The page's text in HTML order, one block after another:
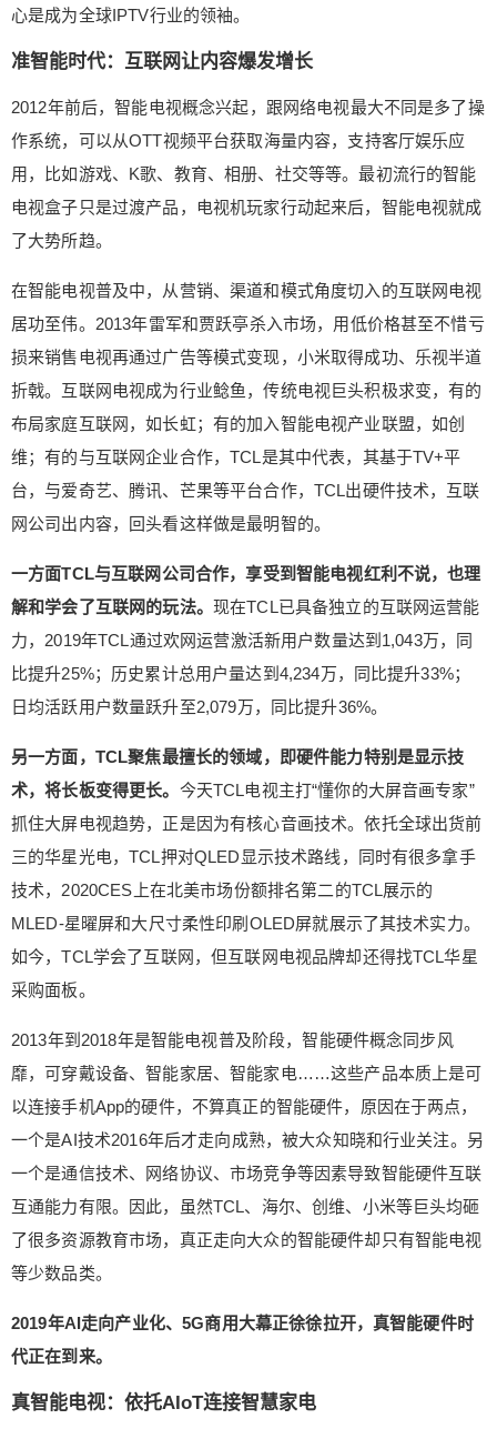
心是成为全球IPTV行业的领袖。
准智能时代：互联网让内容爆发增长
2012年前后，智能电视概念兴起，跟网络电视最大不同是多了操
作系统，可以从OTT视频平台获取海量内容，支持客厅娱乐应
用，比如游戏、K歌、教育、相册、社交等等。最初流行的智能
电视盒子只是过渡产品，电视机玩家行动起来后，智能电视就成
了大势所趋。
在智能电视普及中，从营销、渠道和模式角度切入的互联网电视
居功至伟。2013年雷军和贾跃亭杀入市场，用低价格甚至不惜亏
损来销售电视再通过广告等模式变现，小米取得成功、乐视半道
折戟。互联网电视成为行业鲶鱼，传统电视巨头积极求变，有的
布局家庭互联网，如长虹；有的加入智能电视产业联盟，如创
维；有的与互联网企业合作，TCL是其中代表，其基于TV+平
台，与爱奇艺、腾讯、芒果等平台合作，TCL出硬件技术，互联
网公司出内容，回头看这样做是最明智的。
一方面TCL与互联网公司合作，享受到智能电视红利不说，也理
解和学会了互联网的玩法。 现在TCL已具备独立的互联网运营能
力，2019年TCL通过欢网运营激活新用户数量达到1,043万，同
比提升25%；历史累计总用户量达到4,234万，同比提升33%；
日均活跃用户数量跃升至2,079万，同比提升36%。
另一方面，TCL聚焦最擅长的领域，即硬件能力特别是显示技
术，将长板变得更长。 今天TCL电视主打“懂你的大屏音画专家”
抓住大屏电视趋势，正是因为有核心音画技术。依托全球出货前
三的华星光电，TCL押对QLED显示技术路线，同时有很多拿手
技术，2020CES上在北美市场份额排名第二的TCL展示的
MLED-星曜屏和大尺寸柔性印刷OLED屏就展示了其技术实力。
如今，TCL学会了互联网，但互联网电视品牌却还得找TCL华星
采购面板。
2013年到2018年是智能电视普及阶段，智能硬件概念同步风
靡，可穿戴设备、智能家居、智能家电……这些产品本质上是可
以连接手机App的硬件，不算真正的智能硬件，原因在于两点，
一个是AI技术2016年后才走向成熟，被大众知晓和行业关注。另
一个是通信技术、网络协议、市场竞争等因素导致智能硬件互联
互通能力有限。因此，虽然TCL、海尔、创维、小米等巨头均砸
了很多资源教育市场，真正走向大众的智能硬件却只有智能电视
等少数品类。
2019年AI走向产业化、5G商用大幕正徐徐拉开，真智能硬件时
代正在到来。
真智能电视：依托AIoT连接智慧家电
智能电视产业联盟，如创维；有的与互联网企业合
艺、腾讯、芒果等平台合作，TCL出硬件技术，互
联网公司出内容，回头看这样做是最明智的。 一方
说，也理解和学会了互联网的玩法。现在TCL已具
备独立的互联网运营能力，2019年TCL通过欢网运
营激活新用户数量达到1,043万，同比提升25%；历
史累计总用户量达到4,234万，同比提升33%；日均
一方面，TCL聚焦最擅长的领域，即硬件能力特别
是显示技术，将长板变得更长。今天TCL电视主打
“懂你的大屏音画专家”抓住大屏电视趋势，正是因为
CL押对QLED显示技术路线，同时有很多拿手技
术，2020CES上在北美市场份额排名第二的TCL展
示的MLED-星曜屏和大尺寸柔性印刷OLED屏就展
示了其技术实力。如今，TCL学会了互联网，但互
联网电视品牌却还得找TCL华星采购面板。 2013年
风靡，可穿戴设备、智能家居、智能家电……这些
产品本质上是可以连接手机App的硬件，不算真正
后才走向成熟，被大众知晓和行业关注。另一个是
通信技术、网络协议、市场竞争等因素导致智能硬
件互联互通能力有限。因此，虽然TCL、海尔、创
向大众的智能硬件却只有智能电视等少数品类。 20
19年AI走向产业化、5G商用大幕正徐徐拉开，真智
能硬件时代正在到来。 真智能电视：依托AIoT连接
智慧家电 2012年兴起的智能电视只有“智能”之名，
明”（智能硬件对应英语是SMART HARDWARE，
更应该翻译成更聪明的硬件），但其距离真正的“智
能”还很远。基于机器学习技术，拥有智能交互、智
能感知和智能响应能力的硬件才是真正的智能硬
能交互、满足家庭多元化的智慧生活场景，对各种
智能家居设备智能控制，才能算真智能电视。为了
区别传统的“准智能电视”和未来的“真智能电视”，TC
视，一个叫智屏，一个叫智慧屏，两个巨头的选择
验证了共同的趋势。未来智能电视已很难再作为一
个单品而存在，“智能电视的进化”的终局就是成为智
慧家电的一部分，人们在购买电视时购买的是智能
客厅娱乐生活体验。 在真智能电视阶段，TCL是最
会上其提出AI×IoT战略，在今年的春季新品发布会
上，TCL发布5个品类、超过30款产品，围绕“懂你”
绝伪需求，在单品智能化的基础上，做到核心功能